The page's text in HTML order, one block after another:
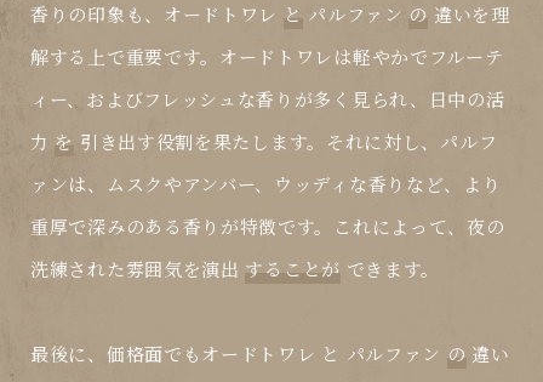
香りの印象も、オードトワレ と パルファン の 違いを理
解する上で重要です。オードトワレは軽やかでフルーテ
ィー、およびフレッシュな香りが多く見られ、日中の活
力 を 引き出す役割を果たします。それに対し、パルフ
ァンは、ムスクやアンバー、ウッディな香りなど、より
重厚で深みのある香りが特徴です。これによって、夜の
洗練された雰囲気を演出 することが できます。
最後に、価格面でもオードトワレ と パルファン の 違い